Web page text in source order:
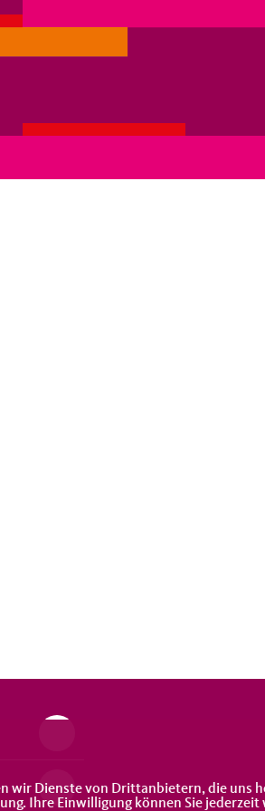
wir Dienste von Drittanbietern, die uns
Ihre Einwilligung können Sie